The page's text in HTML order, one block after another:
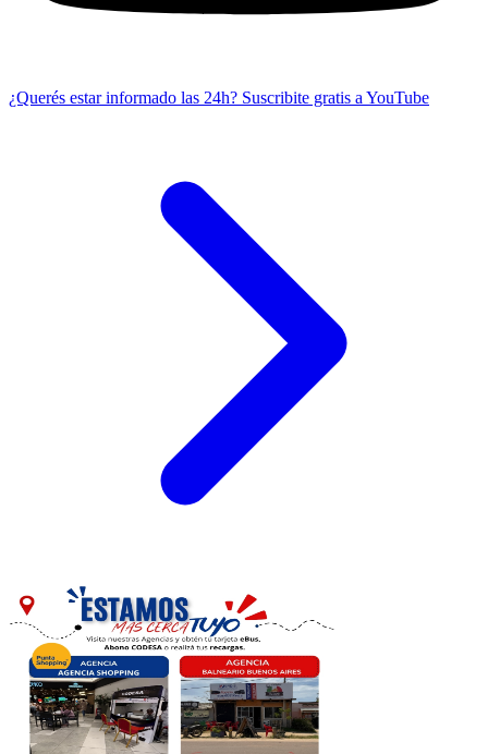
¿Querés estar informado las 24h? Suscribite gratis a YouTube